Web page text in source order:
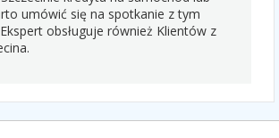
umówić się na spotkanie z tym
obsługuje również Klientów z